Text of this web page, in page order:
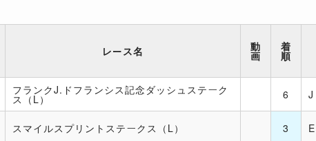
レース名 動
画
着
順
フランクJ.ドフランシス記念ダッシュステーク
ス（L） 6 J
スマイルスプリントステークス（L） 3